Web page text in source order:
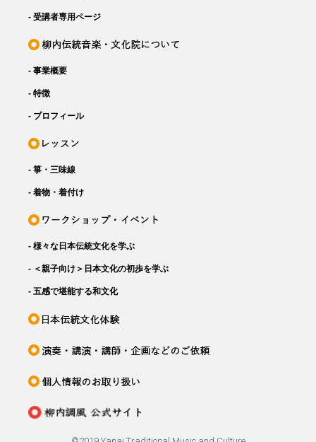
- 受講者専用ページ
- 事業概要
- 特徴
- プロフィール
- 箏・三味線
- 着物・着付け
- 様々な日本伝統文化を学ぶ
- ＜親子向け＞日本文化の初歩を学ぶ
- 五感で堪能する和文化